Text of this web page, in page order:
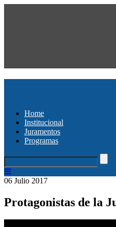
Home
Institucional
Juramentos
Programas
06 Julio 2017
Protagonistas de la